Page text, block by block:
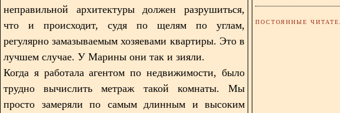
неправильной архитектуры должен разрушиться,
что и происходит, судя по щелям по углам,
регулярно замазываемым хозяевами квартиры. Это в
лучшем случае. У Марины они так и зияли.
Когда я работала агентом по недвижимости, было
трудно вычислить метраж такой комнаты. Мы
просто замеряли по самым длинным и высоким
ПОСТОЯННЫЕ